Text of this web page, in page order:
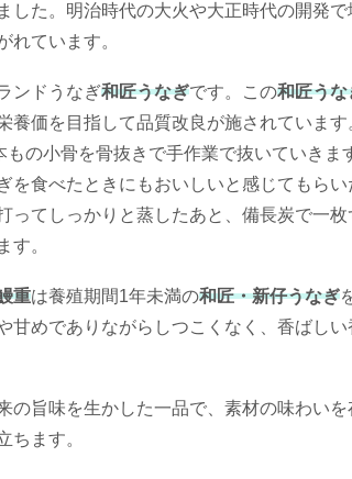
た。明治時代の大火や大正時代の開発
れています。
ンドうなぎ和匠うなぎです。この和匠うな
養価を目指して品質改良が施されていま
の小骨を骨抜きで手作業で抜いていきま
食べたときにもおいしいと感じてもら
てしっかりと蒸したあと、備長炭で一枚
す。
重は養殖期間1年未満の和匠・新仔うなぎ
めでありながらしつこくなく、香ばし
の旨味を生かした一品で、素材の味わいを
ちます。